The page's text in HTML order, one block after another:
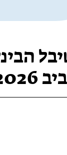
בסינמטק